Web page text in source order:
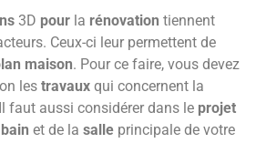
3D pour la rénovation tiennent
Ceux-ci leur permettent de
maison. Pour ce faire, vous devez
les travaux qui concernent la
faut aussi considérer dans le projet
et de la salle principale de votre